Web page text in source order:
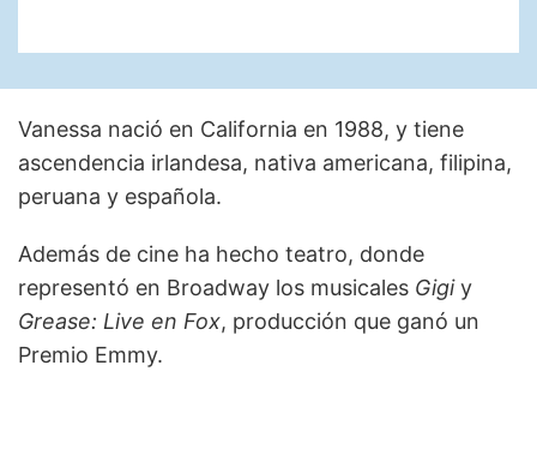
Vanessa nació en California en 1988, y tiene
ascendencia irlandesa, nativa americana, filipina,
peruana y española.
Además de cine ha hecho teatro, donde
representó en Broadway los musicales Gigiy
Grease: Live en Fox, producción que ganó un
Premio Emmy.